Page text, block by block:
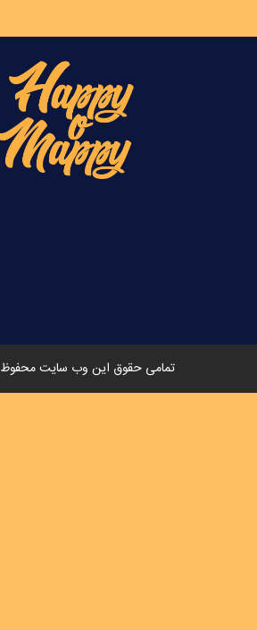
تمامی حقوق این وب سایت